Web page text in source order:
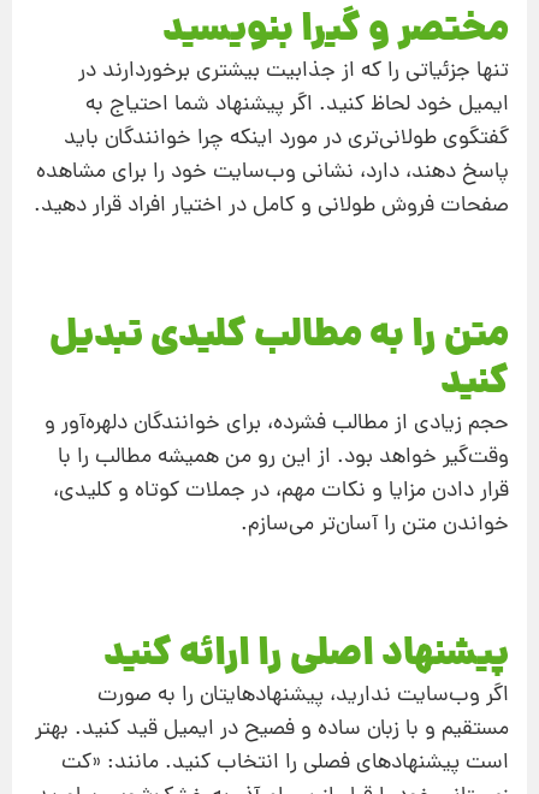
مختصر و گیرا بنویسید
تنها جزئیاتی را که از جذابیت بیشتری برخوردارند در
ایمیل خود لحاظ کنید. اگر پیشنهاد شما احتیاج به
گفتگوی طولانی‌تری در مورد اینکه چرا خوانندگان باید
پاسخ دهند، دارد، نشانی وب‌سایت خود را برای مشاهده
صفحات فروش طولانی و کامل در اختیار افراد قرار دهید.
متن را به مطالب کلیدی تبدیل
کنید
حجم زیادی از مطالب فشرده، برای خوانندگان دلهره‌آور و
وقت‌گیر خواهد بود. از این رو من همیشه مطالب را با
قرار دادن مزایا و نکات مهم، در جملات کوتاه و کلیدی،
خواندن متن را آسان‌تر می‌سازم.
پیشنهاد اصلی را ارائه کنید
اگر وب‌سایت ندارید، پیشنهادهایتان را به صورت
مستقیم و با زبان ساده و فصیح در ایمیل قید کنید. بهتر
است پیشنهاد‌های فصلی را انتخاب کنید. مانند: «کت